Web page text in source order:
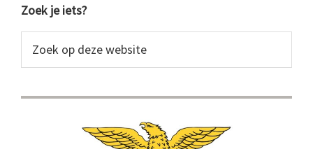
Primaire
Sidebar
Zoek je iets?
op
website